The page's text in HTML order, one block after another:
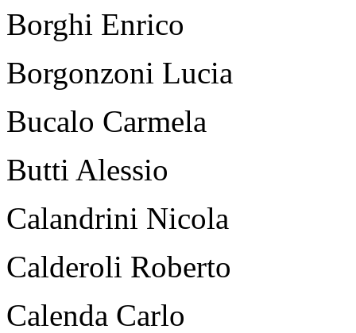
Borghi Enrico
Borgonzoni Lucia
Bucalo Carmela
Butti Alessio
Calandrini Nicola
Calderoli Roberto
Calenda Carlo